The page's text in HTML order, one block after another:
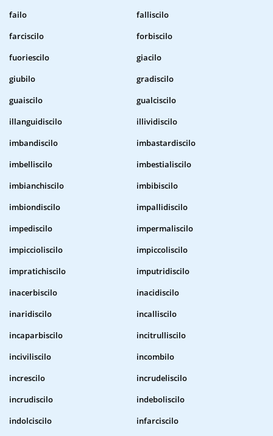
failo
falliscilo
farciscilo
forbiscilo
fuoriescilo
giacilo
giubilo
gradiscilo
guaiscilo
gualciscilo
illanguidiscilo
illividiscilo
imbandiscilo
imbastardiscilo
imbelliscilo
imbestialiscilo
imbianchiscilo
imbibiscilo
imbiondiscilo
impallidiscilo
impediscilo
impermaliscilo
impiccioliscilo
impiccoliscilo
impratichiscilo
imputridiscilo
inacerbiscilo
inacidiscilo
inaridiscilo
incalliscilo
incaparbiscilo
incitrulliscilo
inciviliscilo
incombilo
increscilo
incrudeliscilo
incrudiscilo
indeboliscilo
indolciscilo
infarciscilo